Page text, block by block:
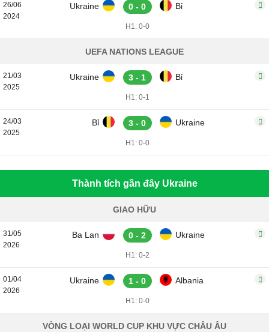
26/06
2024
Ukraine 0 - 0 Bỉ
H1: 0-0
UEFA NATIONS LEAGUE
21/03
2025
Ukraine 3 - 1 Bỉ
H1: 0-1
24/03
2025
Bỉ 3 - 0 Ukraine
H1: 0-0
Thành tích gần đây Ukraine
GIAO HỮU
31/05
2026
Ba Lan 0 - 2 Ukraine
H1: 0-2
01/04
2026
Ukraine 1 - 0 Albania
H1: 0-0
VÒNG LOẠI WORLD CUP KHU VỰC CHÂU ÂU